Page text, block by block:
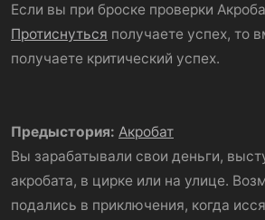
Если вы при броске проверки
Протиснуться получаете успех, то
получаете критический успех.
Предыстория: Акробат
Вы зарабатывали свои деньги,
акробата, в цирке или на улице.
подались в приключения, когда